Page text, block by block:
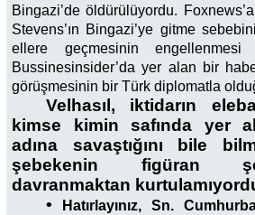
Bingazi’de öldürülüyordu.
Stevens’ın Bingazi’ye gitme
ellere geçmesinin engellenmesi
Bussinesinsider’da yer alan bir
görüşmesinin bir Türk diplomatla
Velhasıl, iktidarın
kimse kimin safında yer
adına savaştığını bile
şebekenin figüran
davranmaktan
•
Hatırlayınız, Sn.